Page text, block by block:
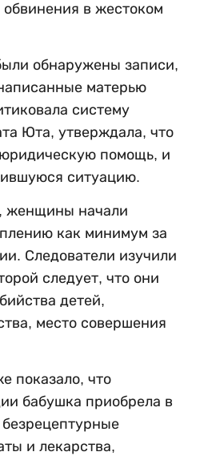
в жестоком
обнаружены записи,
матерью
систему
Юта, утверждала, что
помощь, и
ситуацию.
женщины начали
как минимум за
Следователи изучили
следует, что они
детей,
место совершения
показало, что
бабушка приобрела в
и лекарства,